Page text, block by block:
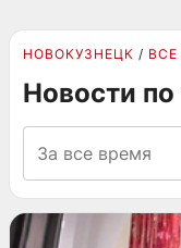
НОВОКУЗНЕЦК
Новости